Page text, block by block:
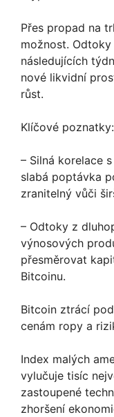
Přes propad na
možnost.
následujících
nové likvidní
růst.
Klíčové poznatky:
– Silná korelace
slabá poptávka
zranitelný vůči
– Odtoky z
výnosových
přesměrovat
Bitcoinu.
Bitcoin ztrácí
cenám ropy a
Index malých
vylučuje tisíc
zastoupené
zhoršení